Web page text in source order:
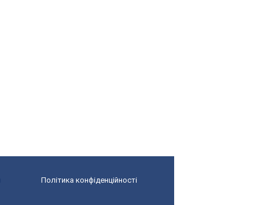
Політика конфіденційності